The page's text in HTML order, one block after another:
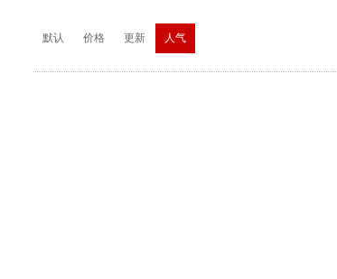
默认 价格 更新 人气